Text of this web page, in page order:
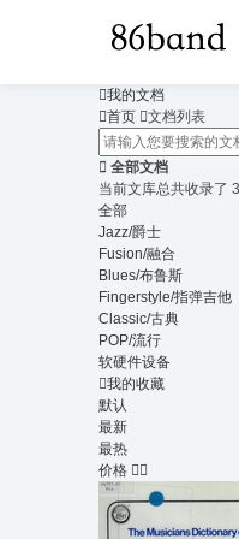
我的文档
首页 文档列表
 全部文档
当前文库总共收录了
全部
Jazz/爵士
Fusion/融合
Blues/布鲁斯
Fingerstyle/指弹吉他
Classic/古典
POP/流行
软硬件设备
我的收藏
默认
最新
最热
价格 